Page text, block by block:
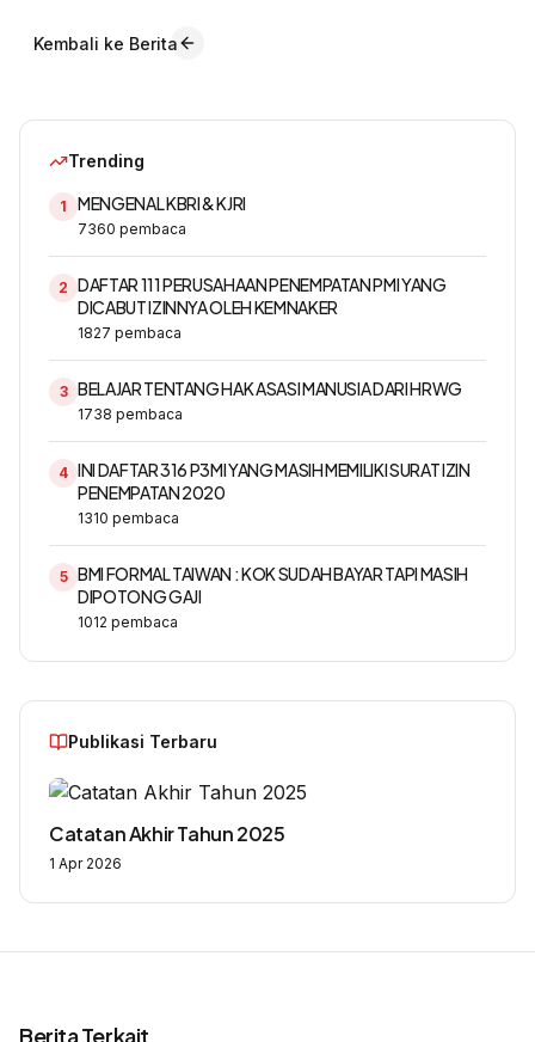
Kembali ke Berita
Trending
1 MENGENAL KBRI & KJRI
7360 pembaca
2 DAFTAR 111 PERUSAHAAN PENEMPATAN PMI YANG
DICABUT IZINNYA OLEH KEMNAKER
1827 pembaca
3 BELAJAR TENTANG HAK ASASI MANUSIA DARI HRWG
1738 pembaca
4 INI DAFTAR 316 P3MI YANG MASIH MEMILIKI SURAT IZIN
PENEMPATAN 2020
1310 pembaca
5 BMI FORMAL TAIWAN : KOK SUDAH BAYAR TAPI MASIH
DIPOTONG GAJI
1012 pembaca
Publikasi Terbaru
Catatan Akhir Tahun 2025
1 Apr 2026
Berita Terkait